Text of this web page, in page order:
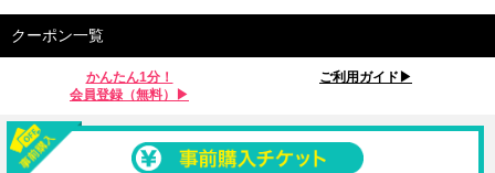
クーポン一覧
かんたん1分！
会員登録（無料）▶︎
ご利用ガイド▶︎